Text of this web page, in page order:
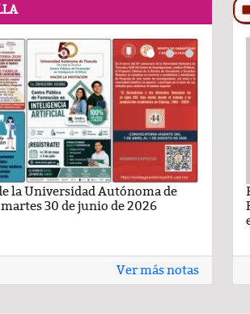
Carlota de
casero
la Universidad Autónoma de
30 de junio de 2026
Ver más notas
PODCAST
por Raul Avila Ortiz del día 22-
2026